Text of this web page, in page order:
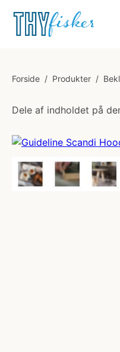
Forside / Produkter /
Dele af indholdet på